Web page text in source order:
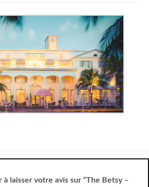
à laisser votre avis sur “The Betsy –